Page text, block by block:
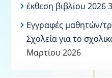
έκθεση βιβλίου 2026
Εγγραφές μαθητών/
Σχολεία για το
Μαρτίου 2026